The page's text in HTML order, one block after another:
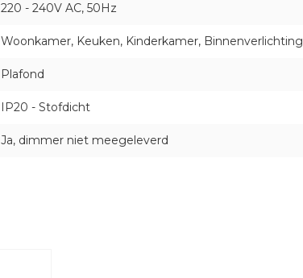
220 - 240V AC, 50Hz
Woonkamer, Keuken, Kinderkamer, Binnenverlichting
Plafond
IP20 - Stofdicht
Ja, dimmer niet meegeleverd